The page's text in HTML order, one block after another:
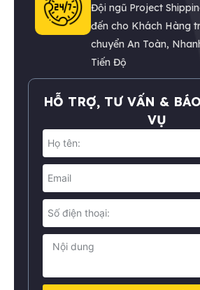
Đội ngũ Project
đến cho Khách Hàng
chuyển An Toàn,
Tiến Độ
HỖ TRỢ, TƯ VẤN &
VỤ